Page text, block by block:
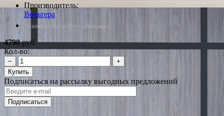
Производитель:
Вольтера
*Наличие уточняйте у менеджера
4790руб.
Кол-во:
−
+
Купить
Подписаться на рассылку выгодных предложений
Подписаться